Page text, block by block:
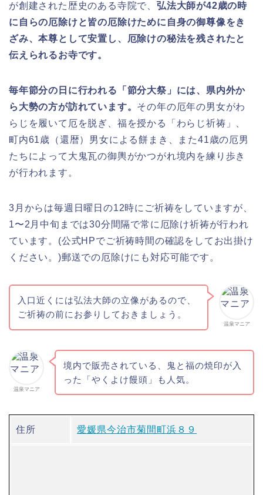
が創建された歴史のある寺院で、 弘法大師が42歳の時
に自らの厄除けと皆の厄除けために自身の御尊像をき
ざみ、本尊として安置し、厄除けの秘法を残されたと
伝えられるお寺です。
毎年節分の日に行われる「節分大祭」には、県内外か
ら大勢の方が訪れています。 その年の厄年の男女がわ
らじを履いて厄を脱ぎ、福を授かる「わらじ祈祷」、
町内61歳（還暦）男女による餅まき、また41歳の厄男
たちによって大鬼瓦の御輿がかつがれ境内を練り歩き
が行われます。
3月からは毎週日曜日の12時にご祈祷をしていますが、
1〜2月中旬までは30分間隔で常に厄除け祈祷が行われ
ています。(公式HPでご祈祷時間の確認をしてお出掛け
ください。)郵送での厄除けにも対応可能です。
温泉マニア
入口近くには弘法大師の立像があるので、
ご祈祷の前にお参りしておきましょう。
温泉マニア
境内で販売されている、鬼と福の焼印が入
った「やくよけ饅頭」も人気。
住所 愛媛県今治市菊間町浜８９